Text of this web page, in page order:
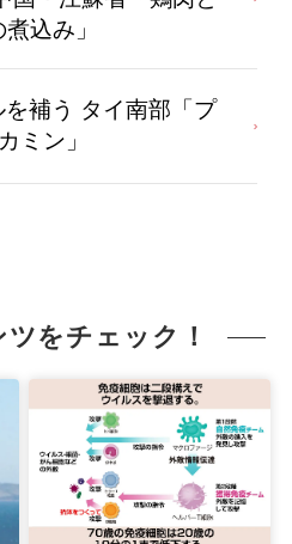
込み」
を補う タイ南部「プ
ミン」
をチェック！